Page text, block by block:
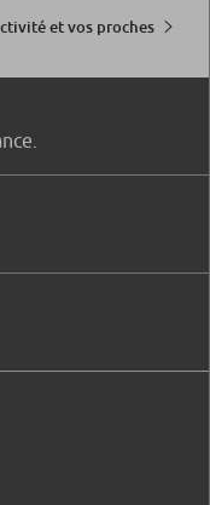
et vos proches